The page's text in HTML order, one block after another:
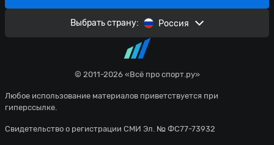
© 2011-2026 «Всё про спорт.ру»
Любое использование материалов приветствуется при
гиперссылке.
Свидетельство о регистрации СМИ Эл. № ФС77-73932
Выбрать страну: Россия